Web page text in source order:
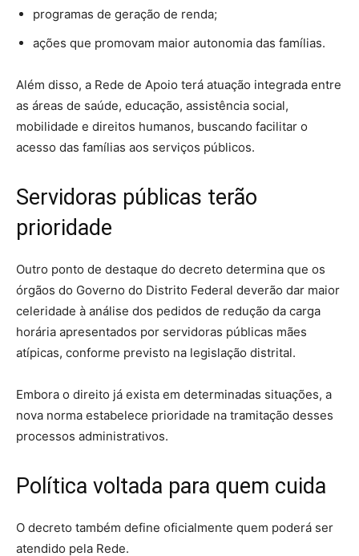
programas de geração de renda;
ações que promovam maior autonomia das famílias.
Além disso, a Rede de Apoio terá atuação integrada entre
as áreas de saúde, educação, assistência social,
mobilidade e direitos humanos, buscando facilitar o
acesso das famílias aos serviços públicos.
Servidoras públicas terão
prioridade
Outro ponto de destaque do decreto determina que os
órgãos do Governo do Distrito Federal deverão dar maior
celeridade à análise dos pedidos de redução da carga
horária apresentados por servidoras públicas mães
atípicas, conforme previsto na legislação distrital.
Embora o direito já exista em determinadas situações, a
nova norma estabelece prioridade na tramitação desses
processos administrativos.
Política voltada para quem cuida
O decreto também define oficialmente quem poderá ser
atendido pela Rede.